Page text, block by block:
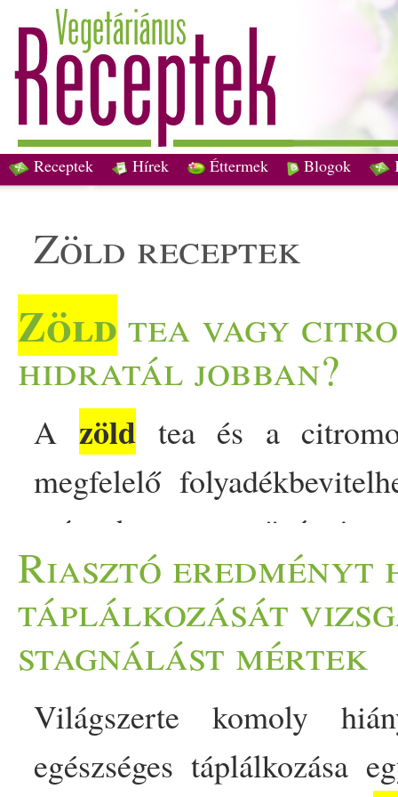
Receptek Hírek Éttermek Blogok
zöld receptek
Zöld tea vagy
hidratál jobban?
A zöldtea és a
megfelelő
más hasznos növényi
Természetesen egyik
fogyasztásuk
természetes védekező
melyiket érdemes
minél hatékonyabb
Riasztó eredményt
táplálkozását
stagnálást mértek
Világszerte komoly
egészséges táplálkozása